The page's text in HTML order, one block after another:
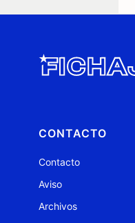
CONTACTO
Contacto
Aviso
Archivos